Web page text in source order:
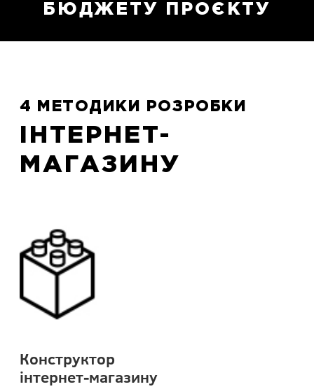
БЮДЖЕТУ ПРОЄКТУ
4 МЕТОДИКИ РОЗРОБКИ
ІНТЕРНЕТ-
МАГАЗИНУ
Конструктор
інтернет-магазину